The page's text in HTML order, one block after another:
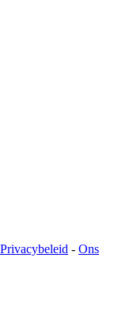
Privacybeleid - Ons